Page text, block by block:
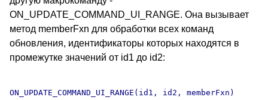
ON_UPDATE_COMMAND_UI_RANGE. Она вызывает
метод memberFxn для обработки всех команд
обновления, идентификаторы которых находятся в
промежутке значений от id1 до id2: